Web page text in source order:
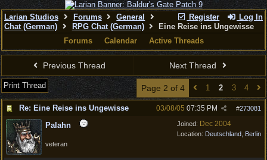
Register Log In
Larian Studios Forums
General
Chat (German)
RPG Chat (German)
Eine Reise ins Ungewisse
Forums
Calendar Active Threads
Previous Thread Next Thread
Print Thread Page 2 of 4 1 2 3 4
Re: Eine Reise ins Ungewisse #273081
03/08/05 07:35 PM
Joined: Dec 2004
Location: Deutschland, Berlin
Palahn
veteran